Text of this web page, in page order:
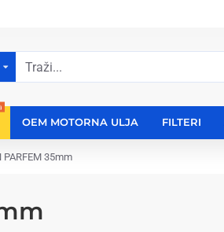
OEM MOTORNA ULJA FILTERI
PARFEM 35mm